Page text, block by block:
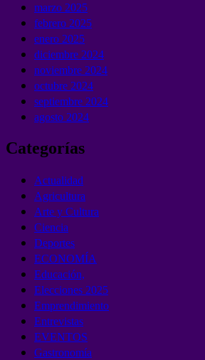
marzo 2025
febrero 2025
enero 2025
diciembre 2024
noviembre 2024
octubre 2024
septiembre 2024
agosto 2024
Categorías
Actualidad
Agricultura
Arte y Cultura
Ciencia
Deportes
ECONOMÍA
Educación,
Elecciones 2025
Emprendimiento
Entrevistas
EVENTOS
Gastronomía